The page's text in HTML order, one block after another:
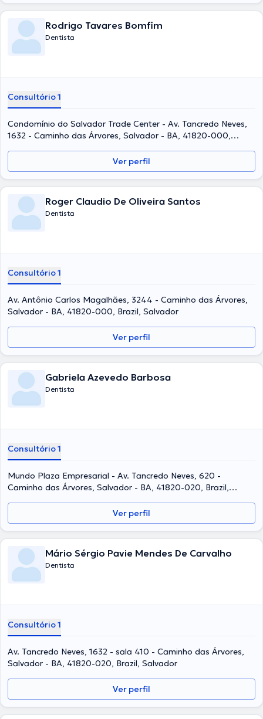
Rodrigo Tavares Bomfim
Dentista
Consultório 1
Condomínio do Salvador Trade Center - Av. Tancredo Neves,
1632 - Caminho das Árvores, Salvador - BA, 41820-000,
Ver perfil
Roger Claudio De Oliveira Santos
Dentista
Consultório 1
Av. Antônio Carlos Magalhães, 3244 - Caminho das Árvores,
Salvador - BA, 41820-000, Brazil, Salvador
Ver perfil
Gabriela Azevedo Barbosa
Dentista
Consultório 1
Mundo Plaza Empresarial - Av. Tancredo Neves, 620 -
Caminho das Árvores, Salvador - BA, 41820-020, Brazil,
Ver perfil
Mário Sérgio Pavie Mendes De Carvalho
Dentista
Consultório 1
Av. Tancredo Neves, 1632 - sala 410 - Caminho das Árvores,
Salvador - BA, 41820-020, Brazil, Salvador
Ver perfil